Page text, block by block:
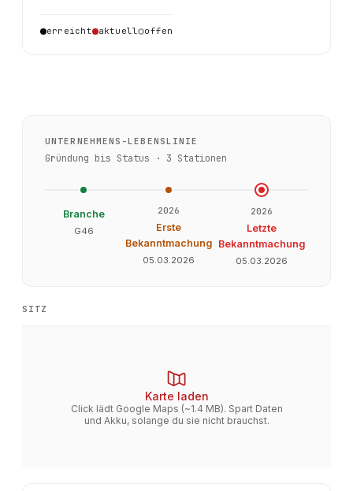
erreicht aktuell offen
UNTERNEHMENS-LEBENSLINIE
Gründung bis Status · 3 Stationen
Branche
G46
2026
Erste
Bekanntmachung
05.03.2026
2026
Letzte
Bekanntmachung
05.03.2026
SITZ
Karte laden
Click lädt Google Maps (~1.4 MB). Spart Daten
und Akku, solange du sie nicht brauchst.